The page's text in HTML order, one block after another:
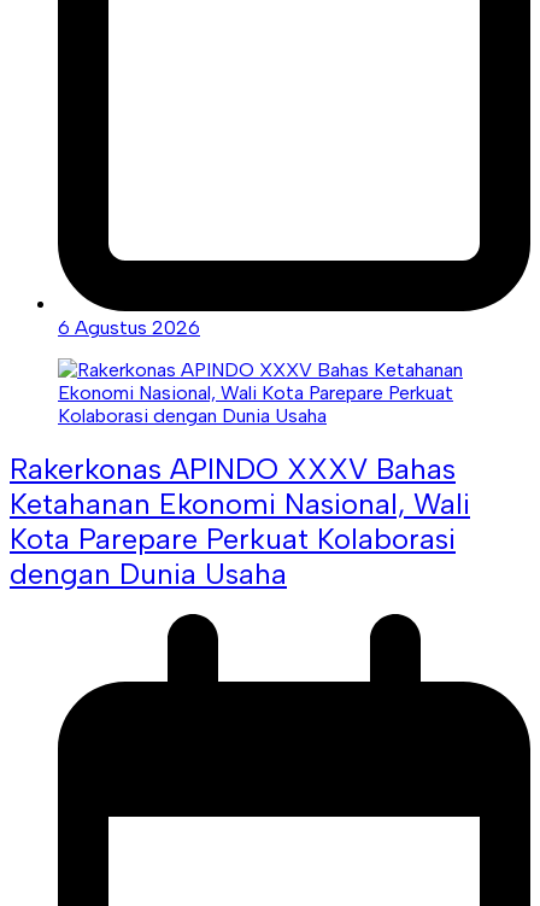
6 Agustus 2026
Rakerkonas APINDO XXXV Bahas
Ketahanan Ekonomi Nasional, Wali
Kota Parepare Perkuat Kolaborasi
dengan Dunia Usaha